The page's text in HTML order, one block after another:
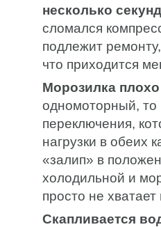
несколько
сломался
подлежит
что приходится
Морозилка плохо
одномоторный, то
переключения,
нагрузки в обеих
«залип» в
холодильной и
просто не
Скапливается